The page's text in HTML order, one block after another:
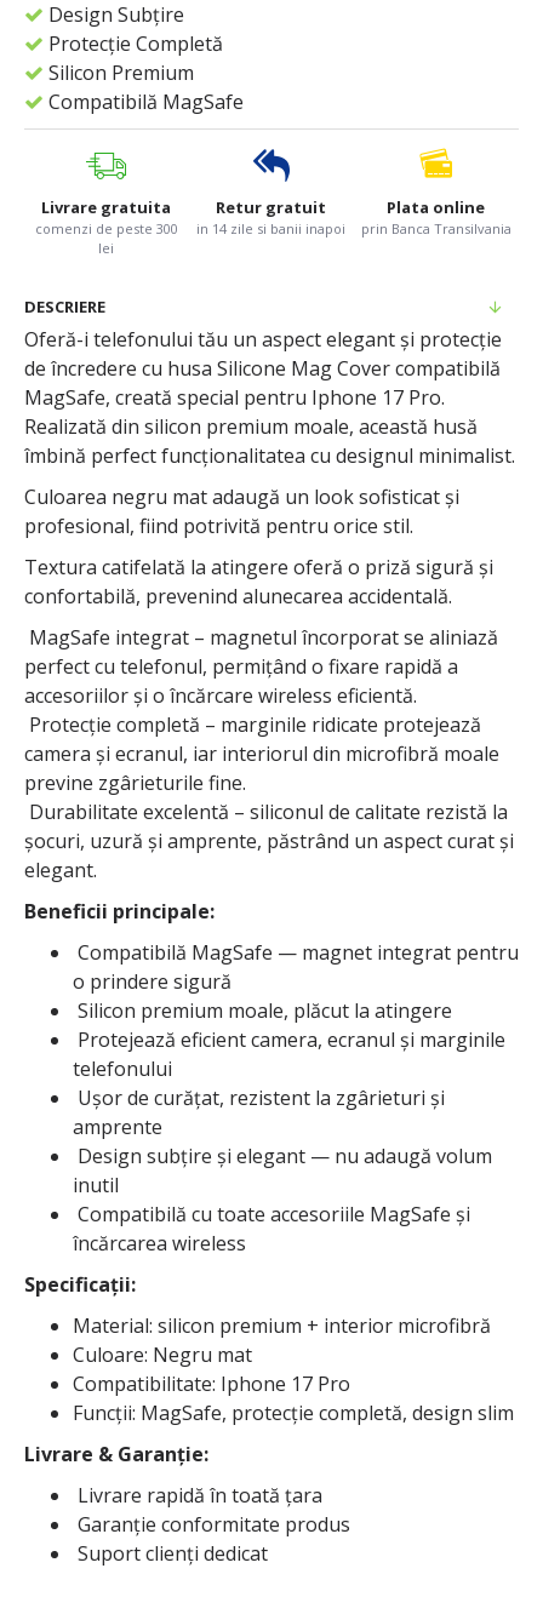
Design Subțire
Protecție Completă
Silicon Premium
Compatibilă MagSafe
Livrare gratuita
comenzi de peste 300
lei
Retur gratuit
in 14 zile si banii inapoi
Plata online
prin Banca Transilvania
DESCRIERE
Oferă-i telefonului tău un aspect elegant și protecție
de încredere cu husa Silicone Mag Cover compatibilă
MagSafe, creată special pentru Iphone 17 Pro.
Realizată din silicon premium moale, această husă
îmbină perfect funcționalitatea cu designul minimalist.
Culoarea negru mat adaugă un look sofisticat și
profesional, fiind potrivită pentru orice stil.
Textura catifelată la atingere oferă o priză sigură și
confortabilă, prevenind alunecarea accidentală.
MagSafe integrat – magnetul încorporat se aliniază
perfect cu telefonul, permițând o fixare rapidă a
accesoriilor și o încărcare wireless eficientă.
Protecție completă – marginile ridicate protejează
camera și ecranul, iar interiorul din microfibră moale
previne zgârieturile fine.
Durabilitate excelentă – siliconul de calitate rezistă la
șocuri, uzură și amprente, păstrând un aspect curat și
elegant.
Beneficii principale:
Compatibilă MagSafe — magnet integrat pentru
o prindere sigură
Silicon premium moale, plăcut la atingere
Protejează eficient camera, ecranul și marginile
telefonului
Ușor de curățat, rezistent la zgârieturi și
amprente
Design subțire și elegant — nu adaugă volum
inutil
Compatibilă cu toate accesoriile MagSafe și
încărcarea wireless
Specificații:
Material: silicon premium + interior microfibră
Culoare: Negru mat
Compatibilitate: Iphone 17 Pro
Funcții: MagSafe, protecție completă, design slim
Livrare & Garanție:
Livrare rapidă în toată țara
Garanție conformitate produs
Suport clienți dedicat